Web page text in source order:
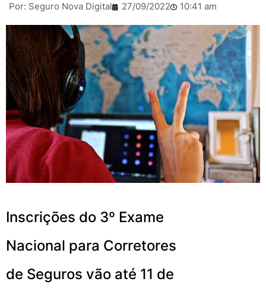
Por: Seguro Nova Digital 27/09/2022 10:41 am
Inscrições do 3º Exame
Nacional para Corretores
de Seguros vão até 11 de